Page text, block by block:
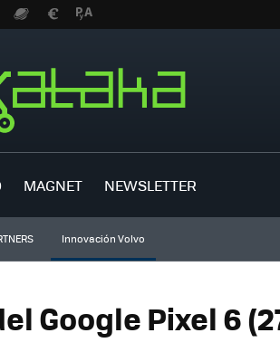
MAGNET NEWSLETTER
Innovación Volvo
Google Pixel 6